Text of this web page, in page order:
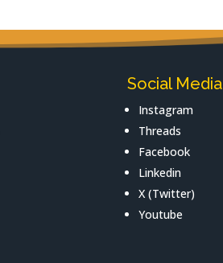
Social Media
Instagram
Threads
Facebook
Linkedin
X (Twitter)
Youtube